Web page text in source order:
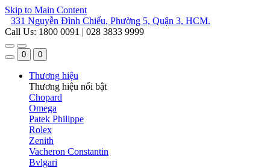
Skip to Main Content
331 Nguyễn Đình Chiểu, Phường 5, Quận 3, HCM.
Call Us: 1800 0091 | 028 3833 9999
0 0
Thương hiệu
Thương hiệu nổi bật
Chopard
Omega
Patek Philippe
Rolex
Zenith
Vacheron Constantin
Bvlgari